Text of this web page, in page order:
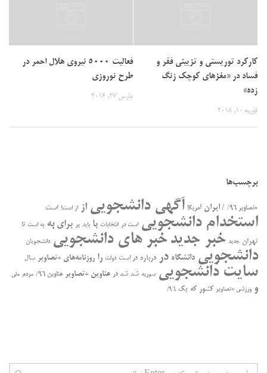
کارکرد توریستی و تزیینی فقر و
فساد در «مغزهای کوچک زنگ
زده»
فوریه 10, 2018
فعالیت 5000 نیروی هلال احمر در
طرح نوروزی
مارس 27, 2016
برچسب‌ها
+تصاویر ۹۶/ / ایران آمریکا آگهی دانشجویی از از است! است
استخدام دانشجویی است در انتخابات با باید بر برای به به است تا
تهران جدید خبر جدید خبر های دانشجویی دانشجویان
دانشجویی دانشگاه در درباره در ﺍﺳﺖ دولت را روزنامه‌های +تصاویر سال
سایت دانشجویی سوریه شد شد در عناوین +تصاویر عناوین ۹۶/ مردم ملی
و ورزشی +تصاویر کشور که یک ۹۶/